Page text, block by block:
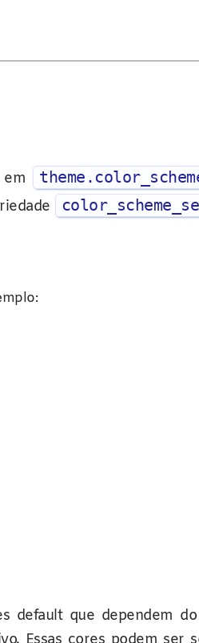
default que dependem